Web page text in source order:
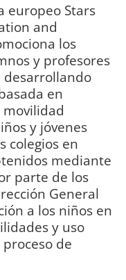
europeo Stars
and
los
y profesores
desarrollando
en
y jóvenes
colegios en
mediante
parte de los
General
a los niños en
y uso
de